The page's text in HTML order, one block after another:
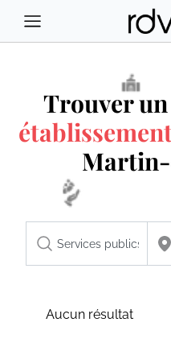
Trouver
Aucun résultat